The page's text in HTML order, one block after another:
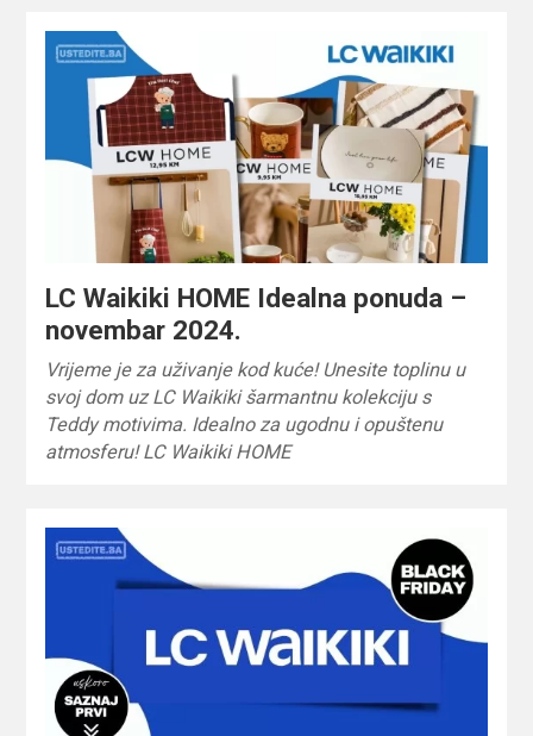
LC Waikiki HOME Idealna ponuda –
novembar 2024.
Vrijeme je za uživanje kod kuće! Unesite toplinu u
svoj dom uz LC Waikiki šarmantnu kolekciju s
Teddy motivima. Idealno za ugodnu i opuštenu
atmosferu! LC Waikiki HOME